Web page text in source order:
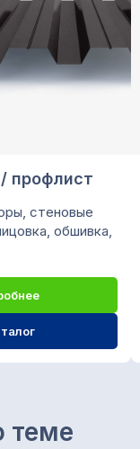
профлист
стеновые
обшивка,
теме
1а,
фасадные
стали:
система,
и саморезы,
элементы.
Любая
168501001